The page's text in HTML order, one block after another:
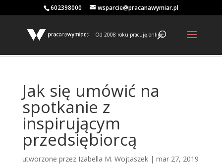
602398000 wsparcie@pracanawymiar.pl
Od 2008 roku pracuję online
Jak się umówić na
spotkanie z
inspirującym
przedsiębiorcą
utworzone przez Izabella M. Wojtaszek| mar 27, 2019